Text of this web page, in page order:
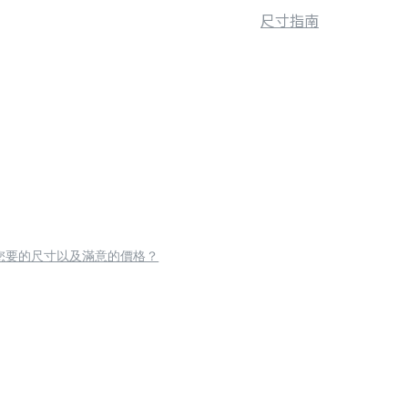
尺寸指南
要的尺寸以及滿意的價格？